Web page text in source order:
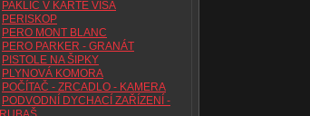
PAKLÍČ V KARTĚ VISA
PERISKOP
PERO MONT BLANC
PERO PARKER - GRANÁT
PISTOLE NA ŠIPKY
PLYNOVÁ KOMORA
POČÍTAČ - ZRCADLO - KAMERA
PODVODNÍ DYCHACÍ ZAŘÍZENÍ -